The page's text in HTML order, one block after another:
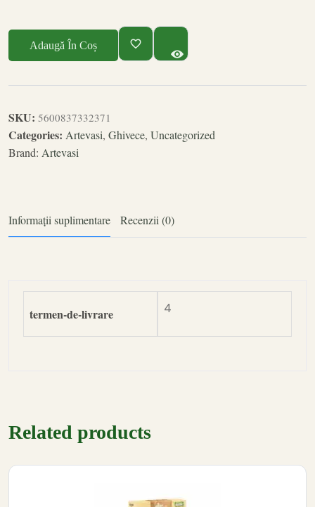
Adaugă În Coș
SKU: 5600837332371
Categories: Artevasi, Ghivece, Uncategorized
Brand: Artevasi
Informații suplimentare Recenzii (0)
termen-de-livrare 4
Related products